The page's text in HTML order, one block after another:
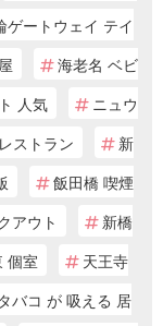
ゲートウェイ テイ
海老名 ベビ
人気
ニュウ
ストラン
新
飯田橋 喫煙
アウト
新橋
個室
天王寺
バコ が 吸える 居